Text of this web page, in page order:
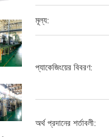
মূল্য:
প্যাকেজিংয়ের বিবরণ:
অর্থ প্রদানের শর্তাবলী: